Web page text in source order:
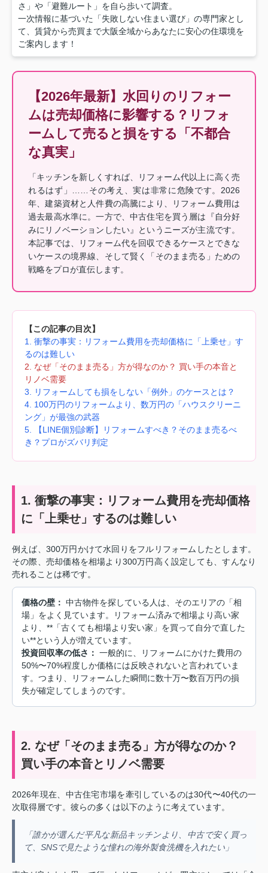
さ」や「避難ルート」を自ら歩いて調査。
一次情報に基づいた「失敗しない住まい選び」の専門家とし
て、賃貸から売買まで大阪全域からあなたに安心の住環境を
ご案内します！
【2026年最新】水回りのリフォー
ムは売却価格に影響する？リフォ
ームして売ると損をする「不都合
な真実」
「キッチンを新しくすれば、リフォーム代以上に高く売
れるはず」……その考え、実は非常に危険です。2026
年、建築資材と人件費の高騰により、リフォーム費用は
過去最高水準に。一方で、中古住宅を買う層は『自分好
みにリノベーションしたい』というニーズが主流です。
本記事では、リフォーム代を回収できるケースとできな
いケースの境界線、そして賢く「そのまま売る」ための
戦略をプロが直伝します。
【この記事の目次】
1. 衝撃の事実：リフォーム費用を売却価格に「上乗せ」す
るのは難しい
2. なぜ「そのまま売る」方が得なのか？ 買い手の本音と
リノベ需要
3. リフォームしても損をしない「例外」のケースとは？
4. 100万円のリフォームより、数万円の「ハウスクリーニ
ング」が最強の武器
5. 【LINE個別診断】リフォームすべき？そのまま売るべ
き？プロがズバリ判定
1. 衝撃の事実：リフォーム費用を売却価格
に「上乗せ」するのは難しい
例えば、300万円かけて水回りをフルリフォームしたとします。
その際、売却価格を相場より300万円高く設定しても、すんなり
売れることは稀です。
価格の壁： 中古物件を探している人は、そのエリアの「相
場」をよく見ています。リフォーム済みで相場より高い家
より、**「古くても相場より安い家」を買って自分で直した
い**という人が増えています。
投資回収率の低さ： 一般的に、リフォームにかけた費用の
50%〜70%程度しか価格には反映されないと言われていま
す。つまり、リフォームした瞬間に数十万〜数百万円の損
失が確定してしまうのです。
2. なぜ「そのまま売る」方が得なのか？
買い手の本音とリノベ需要
2026年現在、中古住宅市場を牽引しているのは30代〜40代の一
次取得層です。彼らの多くは以下のように考えています。
「誰かが選んだ平凡な新品キッチンより、中古で安く買っ
て、SNSで見たような憧れの海外製食洗機を入れたい」